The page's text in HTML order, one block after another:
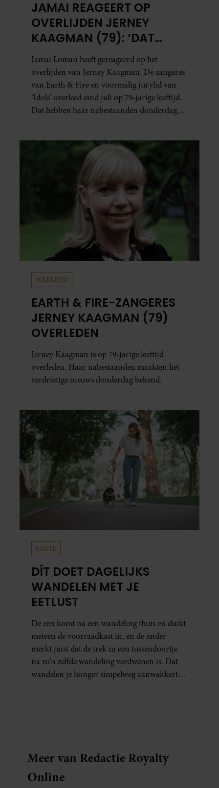
JAMAI REAGEERT OP
OVERLIJDEN JERNEY
KAAGMAN (79): ‘DAT
VERTROUWEN ZAL IK
NOOIT VERGETEN’
Jamai Loman heeft gereageerd op het
overlijden van Jerney Kaagman. De zangeres
van Earth & Fire en voormalig jurylid van
‘Idols’ overleed eind juli op 79-jarige leeftijd.
Dat hebben haar nabestaanden donderdag
WEEKEND
EARTH & FIRE-ZANGERES
JERNEY KAAGMAN (79)
OVERLEDEN
Jerney Kaagman is op 79-jarige leeftijd
overleden. Haar nabestaanden maakten het
verdrietige nieuws donderdag bekend.
SANTE
DÍT DOET DAGELIJKS
WANDELEN MET JE
EETLUST
De een komt na een wandeling thuis en duikt
meteen de voorraadkast in, en de ander
merkt juist dat de trek in een tussendoortje
na zo’n zelfde wandeling verdwenen is. Dat
wandelen je honger simpelweg aanwakkert,
Meer van Redactie Royalty
Online